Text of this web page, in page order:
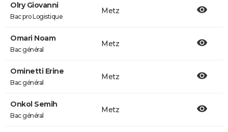
Olry Giovanni
Bac pro Logistique
Metz
Omari Noam
Bac général
Metz
Ominetti Erine
Bac général
Metz
Onkol Semih
Bac général
Metz